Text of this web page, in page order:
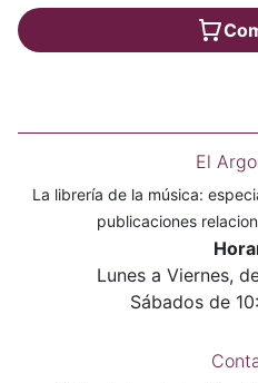
El
La librería de la música:
publicaciones
Lunes a Viernes,
Sábados de